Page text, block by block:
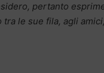
pertanto
tra le sue fila, agli